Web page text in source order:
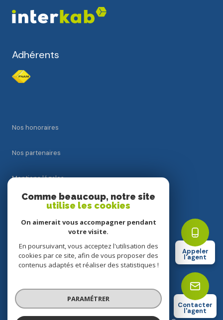
Appeler
l'agent
Contacter
l'agent
Adhérents
Nos honoraires
Nos partenaires
Mentions légales
Cookies
© 2026 | Tous droits réservés
Comme beaucoup, notre site
utilise les cookies
On aimerait vous accompagner pendant
votre visite.
En poursuivant, vous acceptez l'utilisation des
cookies par ce site, afin de vous proposer des
contenus adaptés et réaliser des statistiques !
PARAMÉTRER